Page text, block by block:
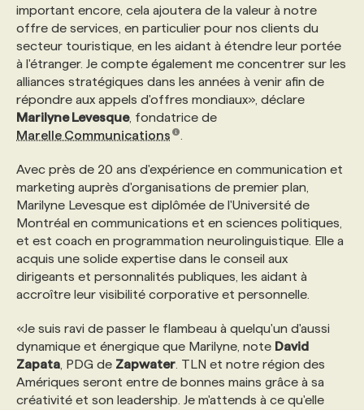
important encore, cela ajoutera de la valeur à notre
offre de services, en particulier pour nos clients du
secteur touristique, en les aidant à étendre leur portée
à l'étranger. Je compte également me concentrer sur les
alliances stratégiques dans les années à venir afin de
répondre aux appels d'offres mondiaux», déclare
Marilyne Levesque, fondatrice de
Marelle Communications
Avec près de 20 ans d'expérience en communication et
marketing auprès d'organisations de premier plan,
Marilyne Levesque est diplômée de l'Université de
Montréal en communications et en sciences politiques,
et est coach en programmation neurolinguistique. Elle a
acquis une solide expertise dans le conseil aux
dirigeants et personnalités publiques, les aidant à
accroître leur visibilité corporative et personnelle.
«Je suis ravi de passer le flambeau à quelqu'un d'aussi
dynamique et énergique que Marilyne, note David
Zapata , PDG de Zapwater . TLN et notre région des
Amériques seront entre de bonnes mains grâce à sa
créativité et son leadership. Je m'attends à ce qu'elle